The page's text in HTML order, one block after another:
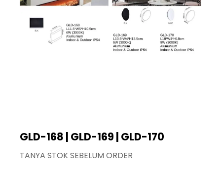
GLD-168 | GLD-169 | GLD-170
TANYA STOK SEBELUM ORDER